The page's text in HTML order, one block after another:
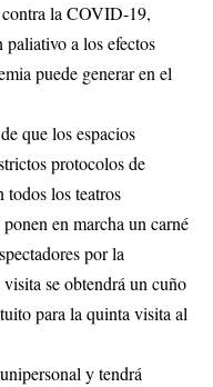
contra la COVID-19,
paliativo a los efectos
puede generar en el
que los espacios
protocolos de
todos los teatros
en marcha un carné
por la
se obtendrá un cuño
para la quinta visita al
y tendrá